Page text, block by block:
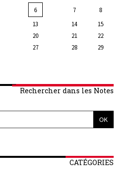
6 7
8
13 14
15
20 21
22
27 28
29
Rechercher dans les Notes
CATÉGORIES